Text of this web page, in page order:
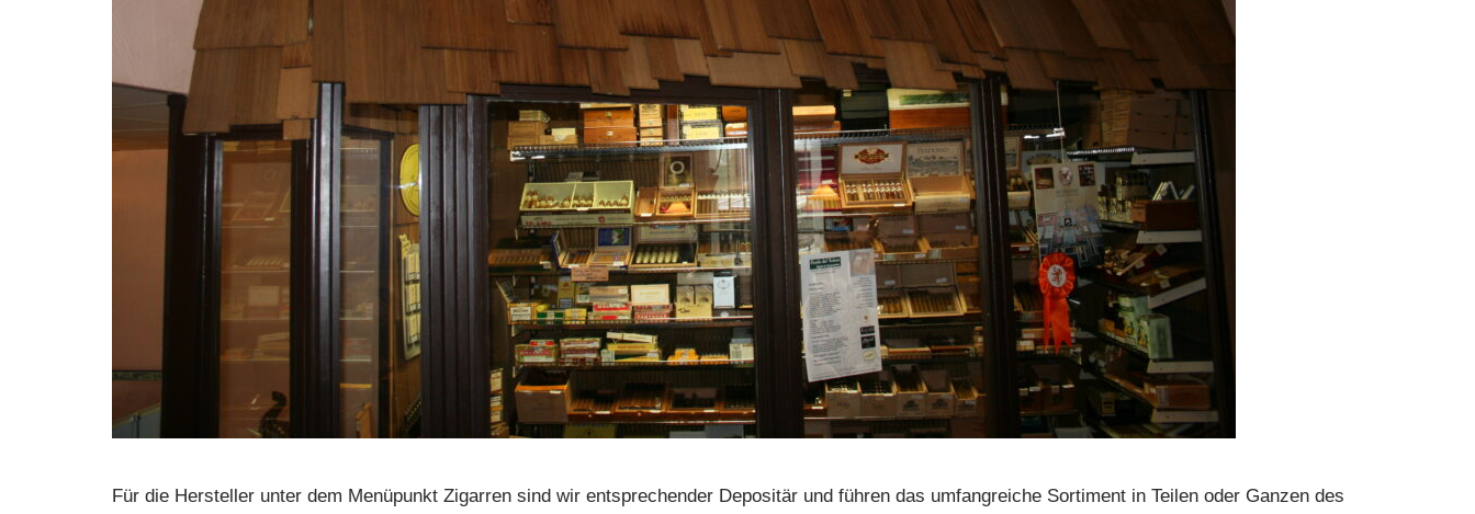
Für die Hersteller unter dem Menüpunkt Zigarren sind wir entsprechender Depositär und führen das umfangreiche Sortiment in Teilen oder Ganzen des